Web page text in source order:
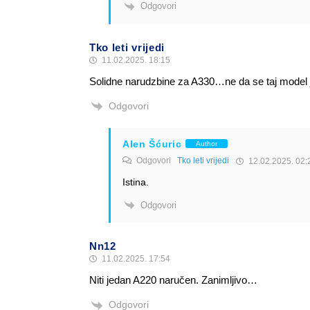
Odgovori
Tko leti vrijedi
11.02.2025. 18:15
Solidne narudzbine za A330…ne da se taj
Odgovori
Alen Šćuric Author
Odgovori Tko leti vrijedi 12.02.2025.
Istina.
Odgovori
Nn12
11.02.2025. 17:54
Niti jedan A220 naručen. Zanimljivo…
Odgovori